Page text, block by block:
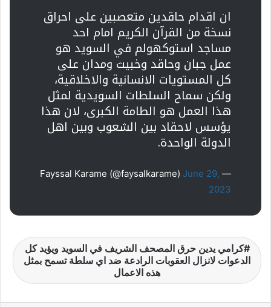
ان اقدام حاقدين متعصبين على احراق
نسخة من القرآن الكريم امام احد
مساجد استوكهولم في السويد هو
عمل جبان وحاقد وخبيث ومدان على
كل المستويات الانسانية والاخلاقية،
ولكن سماح السلطات السويدية لمثل
هذا العمل هو الطامة الكبرى، لان هذا
يؤسس لاحقاد بين الشعوب وبين اهل
الدولة الواحدة.
— Fayssal Karame (@faysalkarame)
June 29,
2023
كرامي يدين حرق المصحف الشريف في السويد ويؤيد كل
الدعوات لانزال العقوبات الرادعة ضد اي سلطة تسمح بمثل
هذه الاعمال